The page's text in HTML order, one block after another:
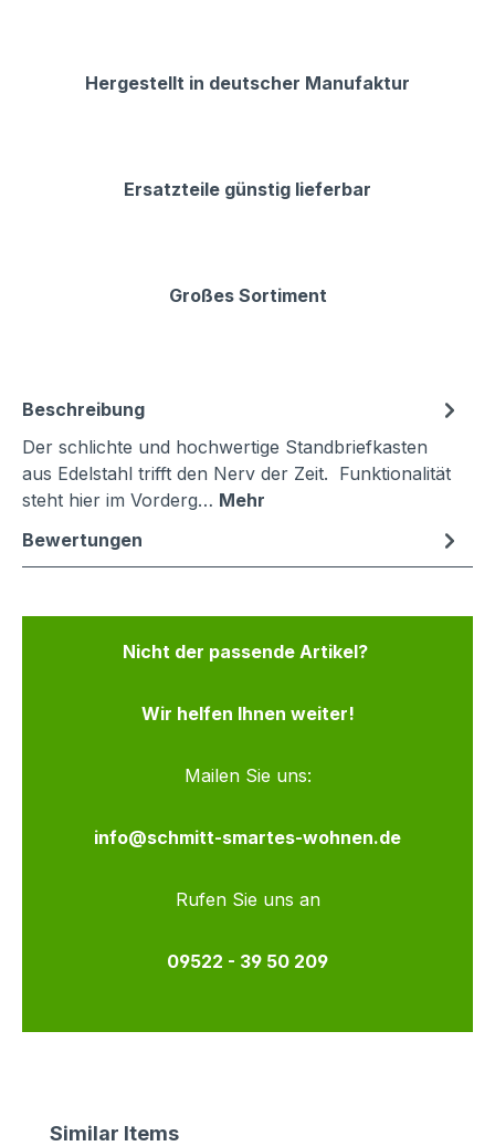
Hergestellt in deutscher Manufaktur
Ersatzteile günstig lieferbar
Großes Sortiment
Beschreibung
Der schlichte und hochwertige Standbriefkasten
aus Edelstahl trifft den Nerv der Zeit. Funktionalität
steht hier im Vorderg… Mehr
Bewertungen
Nicht der passende Artikel?
Wir helfen Ihnen weiter!
Mailen Sie uns:
info@schmitt-smartes-wohnen.de
Rufen Sie uns an
09522 - 39 50 209
Produktgalerie überspringen
Similar Items